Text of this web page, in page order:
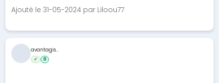
Ajouté le 31-05-2024 par Liloou77
avantagis...
✓ 8